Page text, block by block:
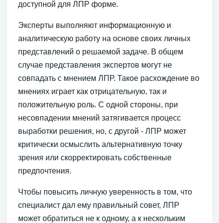
доступной для ЛПР форме.
Эксперты выполняют информационную и
аналитическую работу на основе своих личных
представлений о решаемой задаче. В общем
случае представления экспертов могут не
совпадать с мнением ЛПР. Такое расхождение во
мнениях играет как отрицательную, так и
положительную роль. С одной стороны, при
несовпадении мнений затягивается процесс
выработки решения, но, с другой - ЛПР может
критически осмыслить альтернативную точку
зрения или скорректировать собственные
предпочтения.
Чтобы повысить личную уверенность в том, что
специалист дал ему правильный совет, ЛПР
может обратиться не к одному, а к нескольким